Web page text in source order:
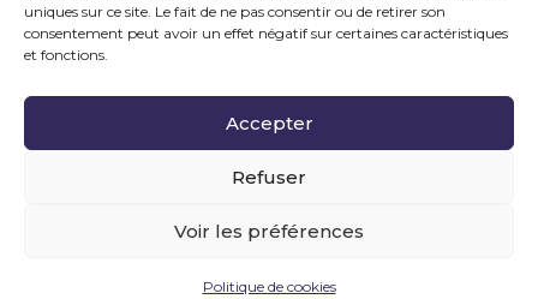
uniques sur ce site. Le fait de ne pas consentir ou de retirer son
consentement peut avoir un effet négatif sur certaines caractéristiques
et fonctions.
Accepter
Refuser
Voir les préférences
Politique de cookies
Mentions légales
Déclaration d’accessibilité